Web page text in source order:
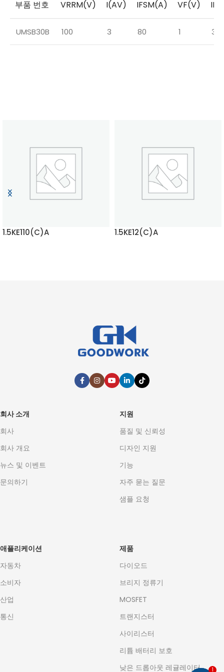
부품 번호 VRRM(V) I(AV) IFSM(A) VF(V)
UMSB30B 100 3 80 1 3
1.5KE110(C)A 1.5KE12(C)A
회사 소개
회사
회사 개요
뉴스 및 이벤트
문의하기
지원
품질 및 신뢰성
디자인 지원
기능
자주 묻는 질문
샘플 요청
애플리케이션
자동차
소비자
산업
통신
제품
다이오드
브리지 정류기
MOSFET
트랜지스터
사이리스터
리튬 배터리 보호
낮은 드롭아웃 레귤레이터
1